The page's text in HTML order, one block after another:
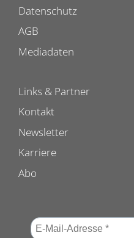
Datenschutz
AGB
Mediadaten
Links & Partner
Kontakt
Newsletter
Karriere
Abo